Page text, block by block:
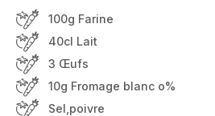
100g Farine
40cl Lait
3 Œufs
10g Fromage blanc o%
Sel,poivre